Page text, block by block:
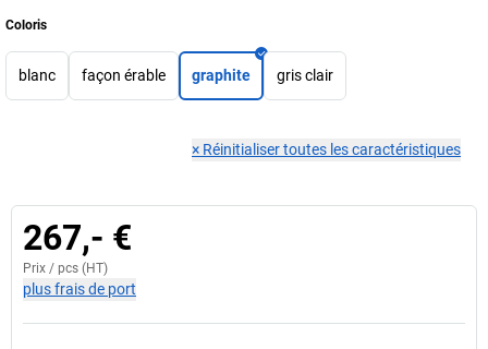
Coloris
blanc façon érable graphite gris clair
× Réinitialiser toutes les caractéristiques
267,- €
Prix / pcs (HT)
plus frais de port